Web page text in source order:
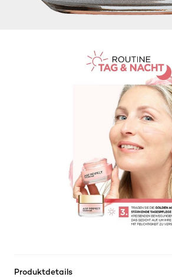
Produktdetails